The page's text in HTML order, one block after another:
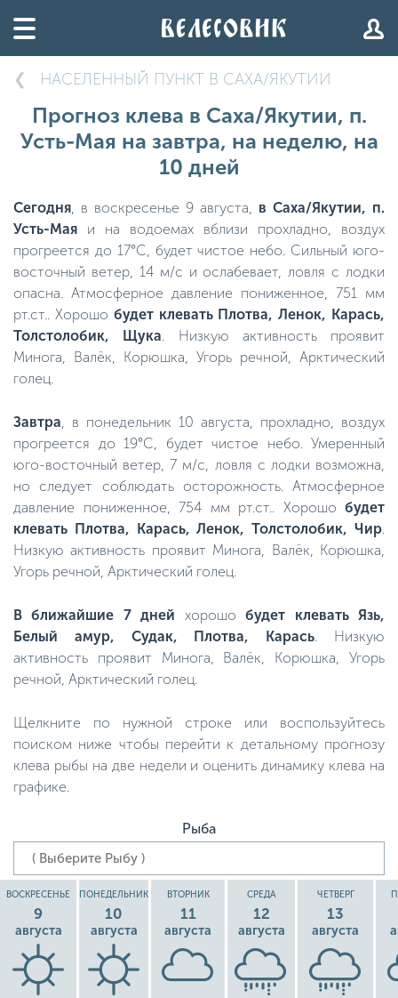
НАСЕЛЕННЫЙ ПУНКТ В САХА/ЯКУТИИ
Прогноз клева в Саха/Якутии, п.
Усть-Мая на завтра, на неделю, на
10 дней
Сегодня, в воскресенье 9 августа, в Саха/Якутии, п.
Усть-Мая и на водоемах вблизи прохладно, воздух
прогреется до 17°C, будет чистое небо. Сильный юго-
восточный ветер, 14 м/с и ослабевает, ловля с лодки
опасна. Атмосферное давление пониженное, 751 мм
рт.ст.. Хорошо будет клевать Плотва, Ленок, Карась,
Толстолобик, Щука. Низкую активность проявит
Минога, Валёк, Корюшка, Угорь речной, Арктический
голец.
Завтра, в понедельник 10 августа, прохладно, воздух
прогреется до 19°C, будет чистое небо. Умеренный
юго-восточный ветер, 7 м/с, ловля с лодки возможна,
но следует соблюдать осторожность. Атмосферное
давление пониженное, 754 мм рт.ст.. Хорошо будет
клевать Плотва, Карась, Ленок, Толстолобик, Чир.
Низкую активность проявит Минога, Валёк, Корюшка,
Угорь речной, Арктический голец.
В ближайшие 7 дней хорошобудет клевать Язь,
Белый амур, Судак, Плотва, Карась. Низкую
активность проявит Минога, Валёк, Корюшка, Угорь
речной, Арктический голец.
Щелкните по нужной строке или воспользуйтесь
поиском ниже чтобы перейти к детальному прогнозу
клева рыбы на две недели и оценить динамику клева на
графике.
Рыба
ВОСКРЕСЕНЬЕ
9
августа
ПОНЕДЕЛЬНИК
10
августа
ВТОРНИК
11
августа
СРЕДА
12
августа
ЧЕТВЕРГ
13
августа